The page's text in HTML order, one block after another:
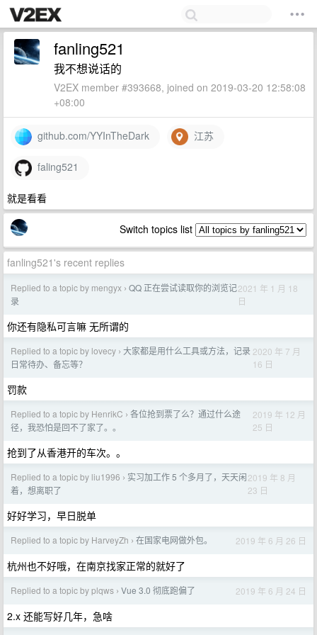
fanling521
我不想说话的
V2EX member #393668, joined on 2019-03-20 12:58:08
+08:00
github.com/YYInTheDark 江苏
faling521
就是看看
Switch topics list
fanling521's recent replies
Replied to a topic by mengyx › QQ 正在尝试读取你的浏览记
录
2021 年 1 月 18
日
你还有隐私可言嘛 无所谓的
Replied to a topic by lovecy › 大家都是用什么工具或方法，记录
日常待办、备忘等？
2020 年 7 月
16 日
罚款
Replied to a topic by HenrikC › 各位抢到票了么？通过什么途
径，我恐怕是回不了家了。。
2019 年 12 月
25 日
抢到了从香港开的车次。。
Replied to a topic by liu1996 › 实习加工作 5 个多月了，天天闲
着，想离职了
2019 年 8 月
23 日
好好学习，早日脱单
Replied to a topic by HarveyZh › 在国家电网做外包。 2019 年 6 月 26 日
杭州也不好哦，在南京找家正常的就好了
Replied to a topic by plqws › Vue 3.0 彻底跑偏了 2019 年 6 月 24 日
2.x 还能写好几年，急啥